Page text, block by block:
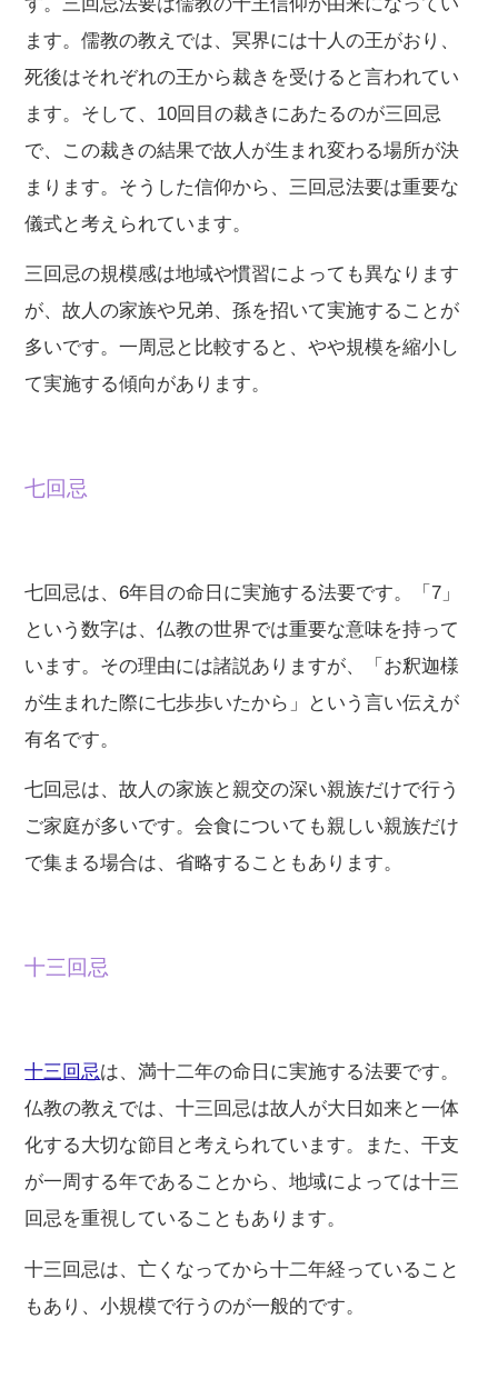
ます。儒教の教えでは、冥界には十人の王がおり、
死後はそれぞれの王から裁きを受けると言われてい
ます。そして、10回目の裁きにあたるのが三回忌
で、この裁きの結果で故人が生まれ変わる場所が決
まります。そうした信仰から、三回忌法要は重要な
儀式と考えられています。
三回忌の規模感は地域や慣習によっても異なります
が、故人の家族や兄弟、孫を招いて実施することが
多いです。一周忌と比較すると、やや規模を縮小し
て実施する傾向があります。
七回忌
七回忌は、6年目の命日に実施する法要です。「7」
という数字は、仏教の世界では重要な意味を持って
います。その理由には諸説ありますが、「お釈迦様
が生まれた際に七歩歩いたから」という言い伝えが
有名です。
七回忌は、故人の家族と親交の深い親族だけで行う
ご家庭が多いです。会食についても親しい親族だけ
で集まる場合は、省略することもあります。
十三回忌
十三回忌は、満十二年の命日に実施する法要です。
仏教の教えでは、十三回忌は故人が大日如来と一体
化する大切な節目と考えられています。また、干支
が一周する年であることから、地域によっては十三
回忌を重視していることもあります。
十三回忌は、亡くなってから十二年経っていること
もあり、小規模で行うのが一般的です。